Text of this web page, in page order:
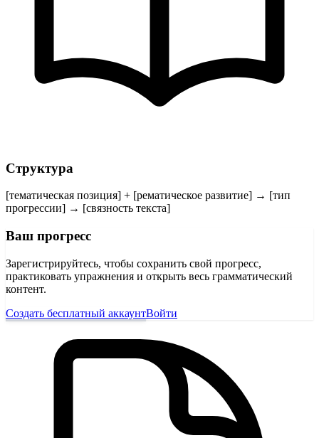
Структура
[тематическая позиция] + [рематическое развитие] → [тип
прогрессии] → [связность текста]
Ваш прогресс
Зарегистрируйтесь, чтобы сохранить свой прогресс,
практиковать упражнения и открыть весь грамматический
контент.
Создать бесплатный аккаунтВойти